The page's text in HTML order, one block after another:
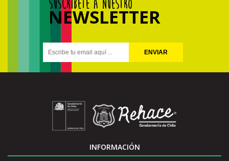
SUSCRÍBETE A NUESTRO
NEWSLETTER
ENVIAR
INFORMACIÓN